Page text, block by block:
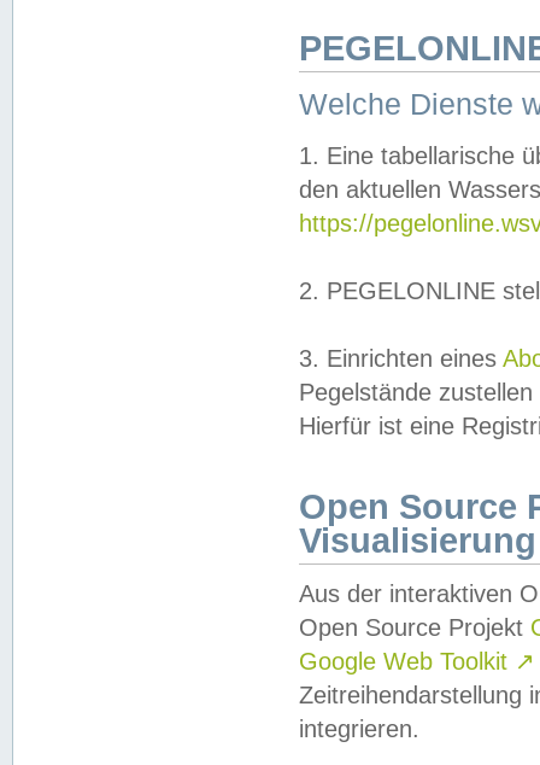
Welche Dienste
1. Eine tabellarische
den aktuellen
https://
2. PEGELONLINE
3. Einrichten eines
Pegelstände
Hierfür ist eine
Open Source
Visualisierung
Aus der interaktiven
Open Source Projekt
Google Web Toolkit ↗
Zeitreihendarstellung
integrieren.